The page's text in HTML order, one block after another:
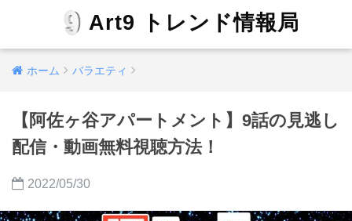
Art9 トレンド情報局
ホーム バラエティ
【阿佐ヶ谷アパートメント】9話の見逃し
配信・動画無料視聴方法！
2022/05/30